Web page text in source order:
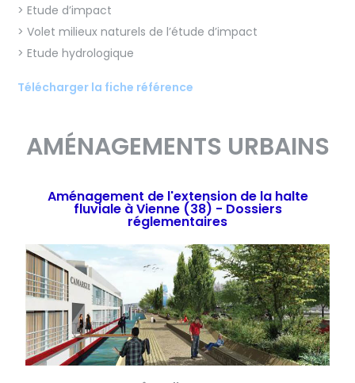
> Etude d’impact
> Volet milieux naturels de l’étude d’impact
> Etude hydrologique
Télécharger la fiche référence
AMÉNAGEMENTS URBAINS
Aménagement de l'extension de la halte
fluviale à Vienne (38) - Dossiers
réglementaires